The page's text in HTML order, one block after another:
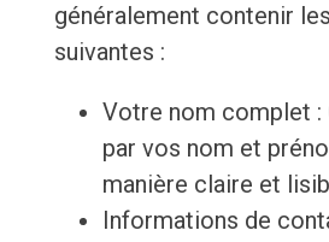
généralement contenir
suivantes :
Votre nom complet :
par vos nom et
manière claire et
Informations de